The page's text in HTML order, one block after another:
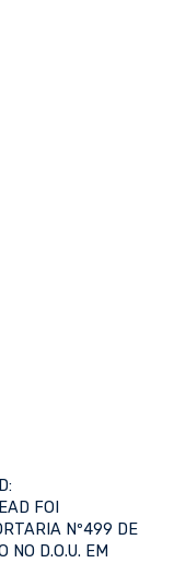
FOI
Nº499 DE
D.O.U. EM